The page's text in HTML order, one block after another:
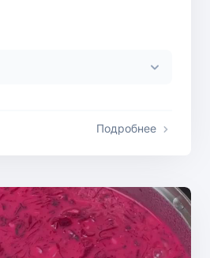
Подробнее